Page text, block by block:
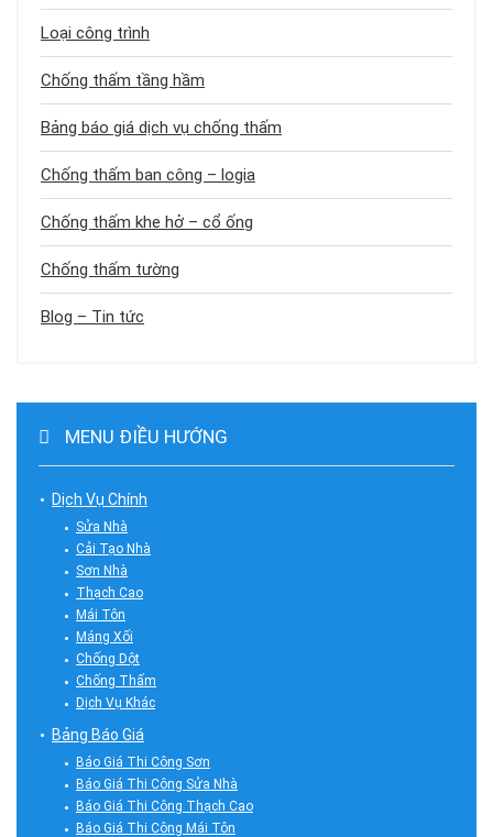
Loại công trình
Chống thấm tầng hầm
Bảng báo giá dịch vụ chống thấm
Chống thấm ban công – logia
Chống thấm khe hở – cổ ống
Chống thấm tường
Blog – Tin tức
MENU ĐIỀU HƯỚNG
Dịch Vụ Chính
Sửa Nhà
Cải Tạo Nhà
Sơn Nhà
Thạch Cao
Mái Tôn
Máng Xối
Chống Dột
Chống Thấm
Dịch Vụ Khác
Bảng Báo Giá
Báo Giá Thi Công Sơn
Báo Giá Thi Công Sửa Nhà
Báo Giá Thi Công Thạch Cao
Báo Giá Thi Công Mái Tôn